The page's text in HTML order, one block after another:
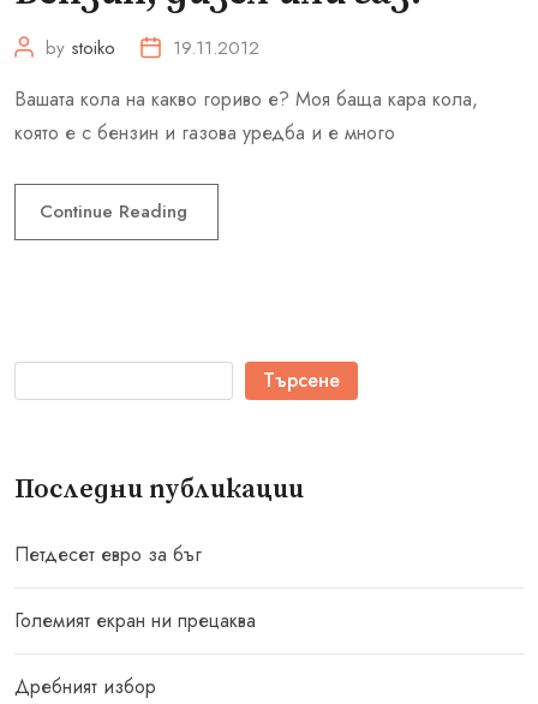
by stoiko 19.11.2012
Вашата кола на какво гориво е? Моя баща кара кола,
която е с бензин и газова уредба и е много
Continue Reading
Търсене
Последни публикации
Петдесет евро за бъг
Големият екран ни прецаква
Дребният избор